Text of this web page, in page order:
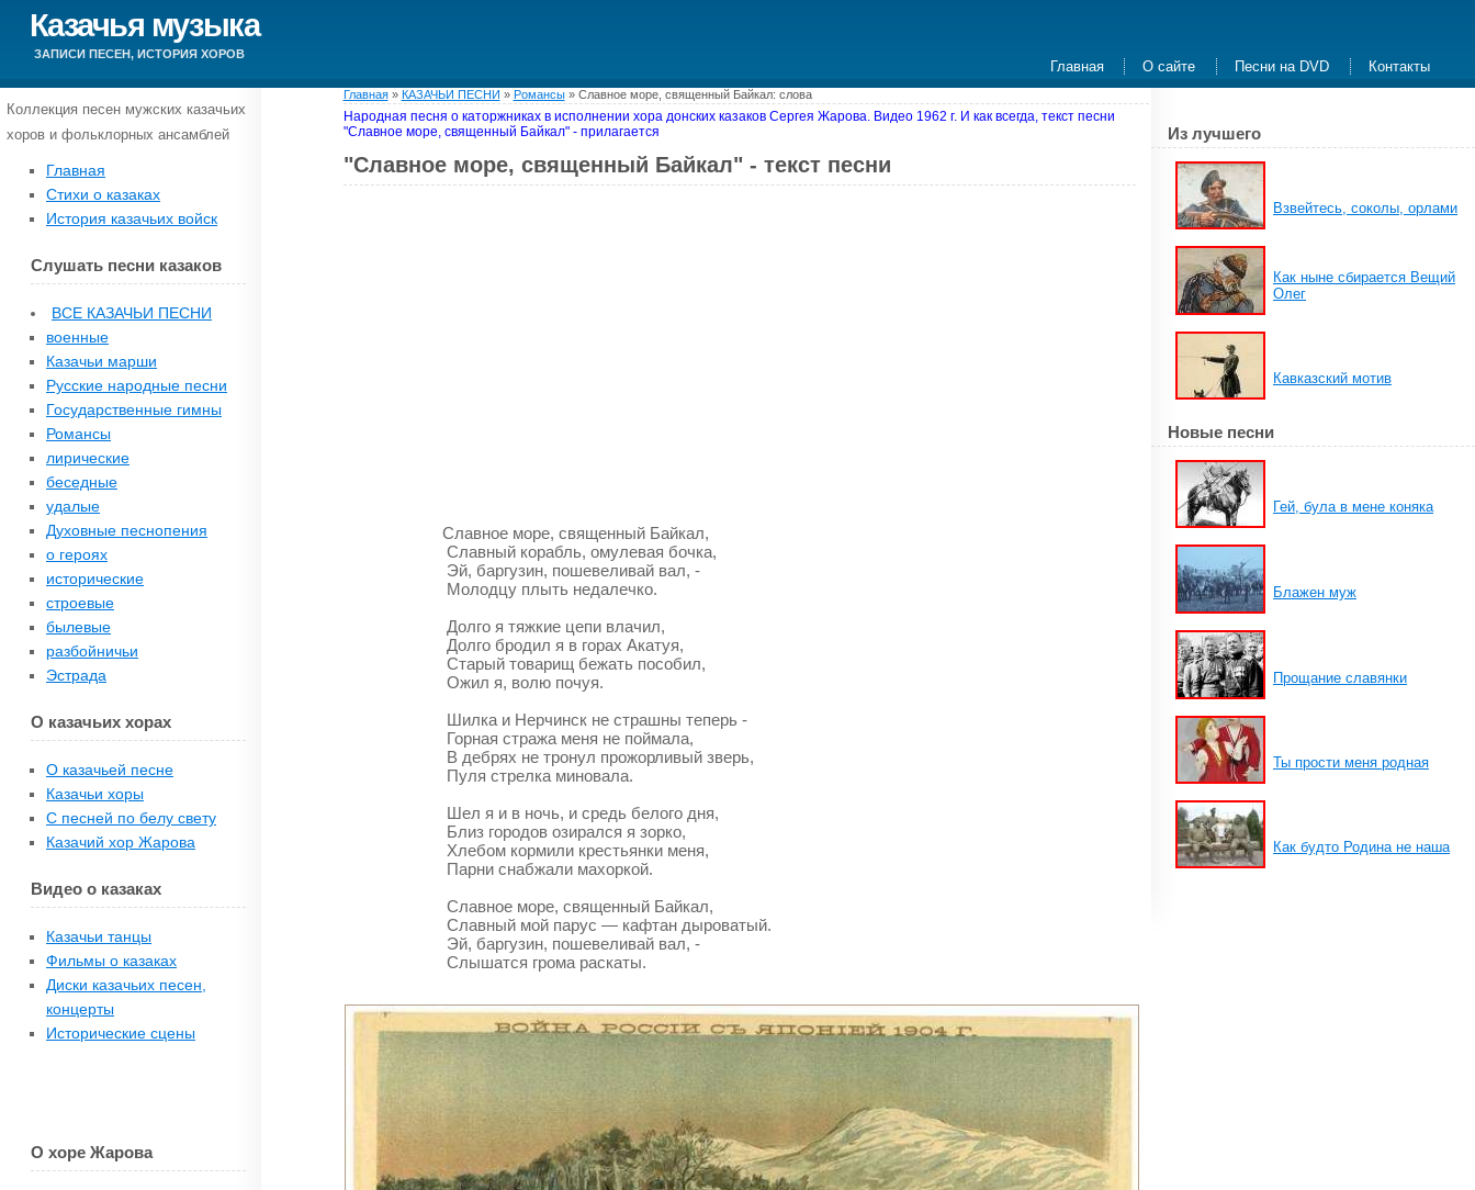
Казачья музыка
ЗАПИСИ ПЕСЕН, ИСТОРИЯ ХОРОВ
Главная О сайте Песни на DVD Контакты
Коллекция песен мужских казачьих
хоров и фольклорных ансамблей
Главная
Стихи о казаках
История казачьих войск
Слушать песни казаков
ВСЕ КАЗАЧЬИ ПЕСНИ
военные
Казачьи марши
Русские народные песни
Государственные гимны
Романсы
лирические
беседные
удалые
Духовные песнопения
о героях
исторические
строевые
былевые
разбойничьи
Эстрада
О казачьих хорах
О казачьей песне
Казачьи хоры
С песней по белу свету
Казачий хор Жарова
Видео о казаках
Казачьи танцы
Фильмы о казаках
Диски казачьих песен,
концерты
Исторические сцены
О хоре Жарова
Главная» КАЗАЧЬИ ПЕСНИ » Романсы» Славное море, священный Байкал: слова
Народная песня о каторжниках в исполнении хора донских казаков Сергея Жарова. Видео 1962 г. И как всегда, текст песни
"Славное море, священный Байкал" - прилагается
"Славное море, священный Байкал" - текст песни
Славное море, священный Байкал,
Славный корабль, омулевая бочка,
Эй, баргузин, пошевеливай вал, -
Молодцу плыть недалечко.
Долго я тяжкие цепи влачил,
Долго бродил я в горах Акатуя,
Старый товарищ бежать пособил,
Ожил я, волю почуя.
Шилка и Нерчинск не страшны теперь -
Горная стража меня не поймала,
В дебрях не тронул прожорливый зверь,
Пуля стрелка миновала.
Шел я и в ночь, и средь белого дня,
Близ городов озирался я зорко,
Хлебом кормили крестьянки меня,
Парни снабжали махоркой.
Славное море, священный Байкал,
Славный мой парус — кафтан дыроватый.
Эй, баргузин, пошевеливай вал, -
Слышатся грома раскаты.
Из лучшего
Взвейтесь, соколы, орлами
Как ныне сбирается Вещий
Олег
Кавказский мотив
Новые песни
Гей, була в мене коняка
Блажен муж
Прощание славянки
Ты прости меня родная
Как будто Родина не наша